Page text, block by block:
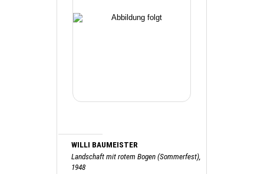
WILLI BAUMEISTER
Landschaft mit rotem Bogen (Sommerfest),
1948